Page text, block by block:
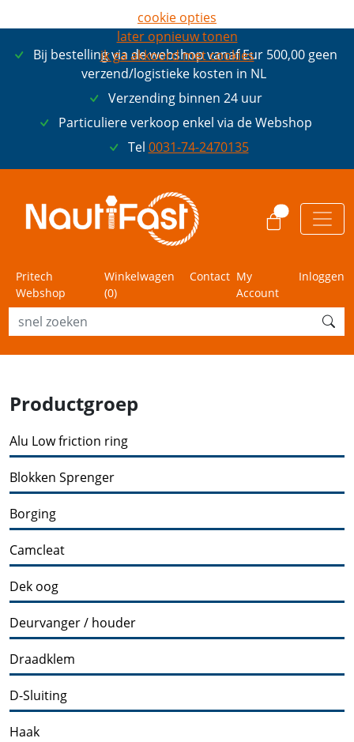
Bij bestelling via de webshop vanaf Eur 500,00 geen
verzend/logistieke kosten in NL
Verzending binnen 24 uur
Particuliere verkoop enkel via de Webshop
Tel 0031-74-2470135
Pritech
Webshop
Winkelwagen
(0)
Contact My
Account
Inloggen
Productgroep
Alu Low friction ring
Blokken Sprenger
Borging
Camcleat
Dek oog
Deurvanger / houder
Draadklem
D-Sluiting
Haak
cookie opties
later opnieuw tonen
ik ga akkoord met cookies